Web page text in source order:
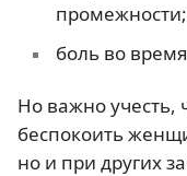
промежности;
боль во
Но важно учесть,
беспокоить
но и при других